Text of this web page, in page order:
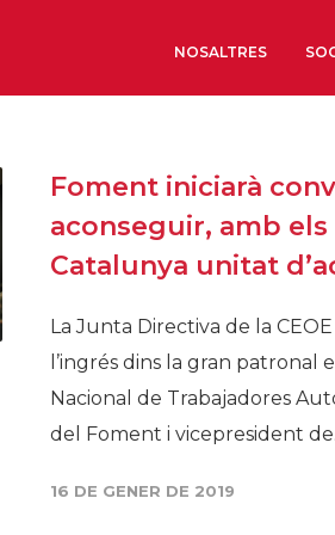
NOSALTRES
Foment iniciarà
aconseguir, amb
Catalunya unitat
La Junta Directiva de la
l’ingrés dins la gran patronal
Nacional de Trabajadores
del Foment i vicepresident
16 DE GENER DE 2019